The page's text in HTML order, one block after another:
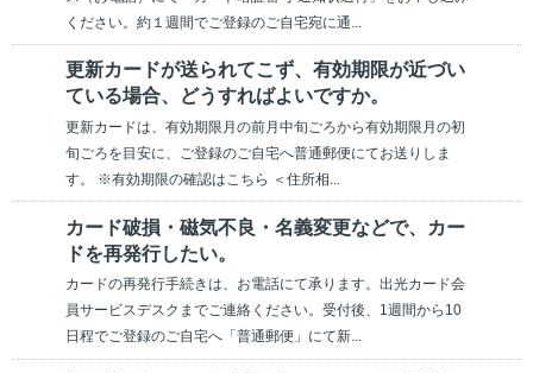
ください。約１週間でご登録のご自宅宛に通...
更新カードが送られてこず、有効期限が近づい
ている場合、どうすればよいですか。
更新カードは、有効期限月の前月中旬ごろから有効期限月の初
旬ごろを目安に、ご登録のご自宅へ普通郵便にてお送りしま
す。 ※有効期限の確認はこちら ＜住所相...
カード破損・磁気不良・名義変更などで、カー
ドを再発行したい。
カードの再発行手続きは、お電話にて承ります。出光カード会
員サービスデスクまでご連絡ください。受付後、1週間から10
日程でご登録のご自宅へ「普通郵便」にて新...